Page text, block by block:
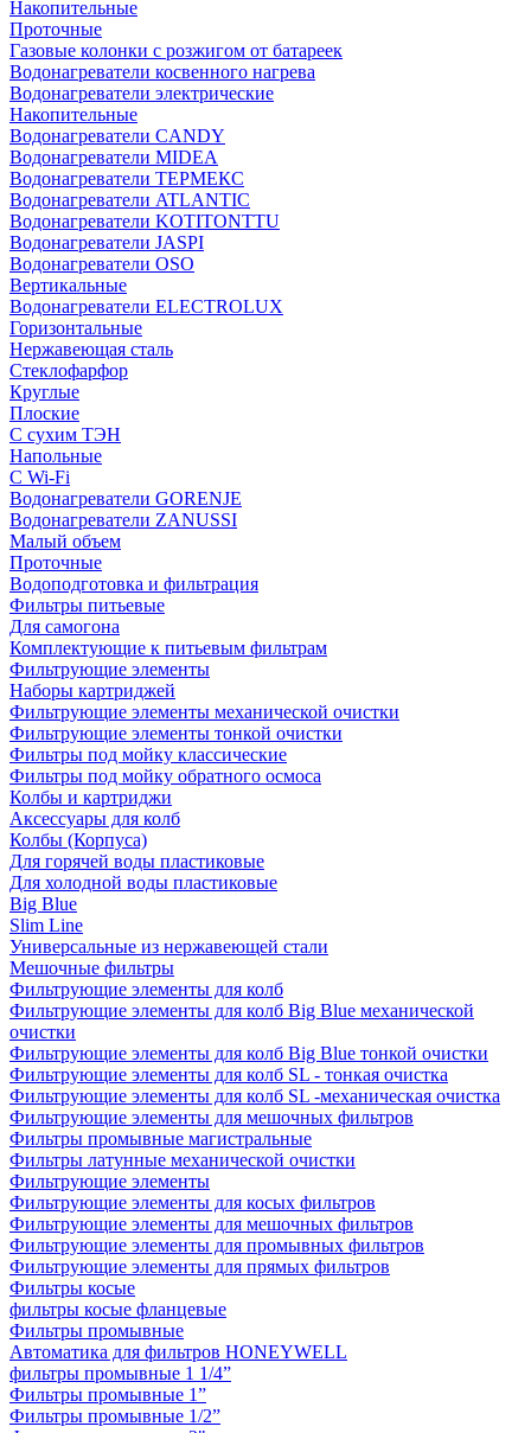
Накопительные
Проточные
Газовые колонки с розжигом от батареек
Водонагреватели косвенного нагрева
Водонагреватели электрические
Накопительные
Водонагреватели CANDY
Водонагреватели MIDEA
Водонагреватели ТЕРМЕКС
Водонагреватели ATLANTIC
Водонагреватели KOTITONTTU
Водонагреватели JASPI
Водонагреватели OSO
Вертикальные
Водонагреватели ELECTROLUX
Горизонтальные
Нержавеющая сталь
Стеклофарфор
Круглые
Плоские
С сухим ТЭН
Напольные
С Wi-Fi
Водонагреватели GORENJE
Водонагреватели ZANUSSI
Малый объем
Проточные
Водоподготовка и фильтрация
Фильтры питьевые
Для самогона
Комплектующие к питьевым фильтрам
Фильтрующие элементы
Наборы картриджей
Фильтрующие элементы механической очистки
Фильтрующие элементы тонкой очистки
Фильтры под мойку классические
Фильтры под мойку обратного осмоса
Колбы и картриджи
Аксессуары для колб
Колбы (Корпуса)
Для горячей воды пластиковые
Для холодной воды пластиковые
Big Blue
Slim Line
Универсальные из нержавеющей стали
Мешочные фильтры
Фильтрующие элементы для колб
Фильтрующие элементы для колб Big Blue механической
очистки
Фильтрующие элементы для колб Big Blue тонкой очистки
Фильтрующие элементы для колб SL - тонкая очистка
Фильтрующие элементы для колб SL -механическая очистка
Фильтрующие элементы для мешочных фильтров
Фильтры промывные магистральные
Фильтры латунные механической очистки
Фильтрующие элементы
Фильтрующие элементы для косых фильтров
Фильтрующие элементы для мешочных фильтров
Фильтрующие элементы для промывных фильтров
Фильтрующие элементы для прямых фильтров
Фильтры косые
фильтры косые фланцевые
Фильтры промывные
Автоматика для фильтров HONEYWELL
фильтры промывные 1 1/4”
Фильтры промывные 1”
Фильтры промывные 1/2”